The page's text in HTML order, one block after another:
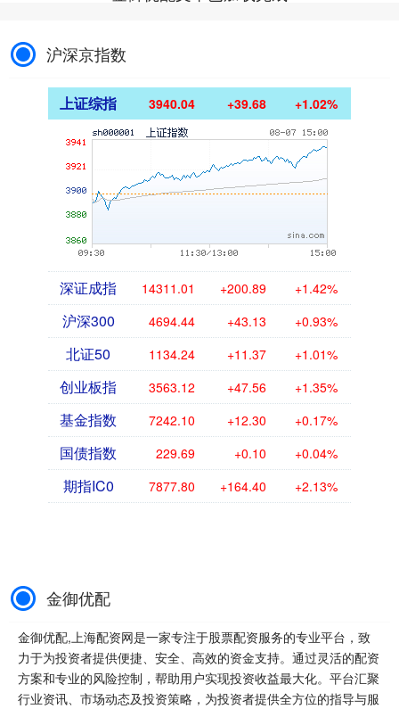
沪深京指数
上证综指 3940.04 +39.68 +1.02%
深证成指 14311.01 +200.89 +1.42%
沪深300 4694.44 +43.13 +0.93%
北证50 1134.24 +11.37 +1.01%
创业板指 3563.12 +47.56 +1.35%
基金指数 7242.10 +12.30 +0.17%
国债指数 229.69 +0.10 +0.04%
期指IC0 7877.80 +164.40 +2.13%
金御优配
金御优配,上海配资网是一家专注于股票配资服务的专业平台，致
力于为投资者提供便捷、安全、高效的资金支持。通过灵活的配资
方案和专业的风险控制，帮助用户实现投资收益最大化。平台汇聚
行业资讯、市场动态及投资策略，为投资者提供全方位的指导与服